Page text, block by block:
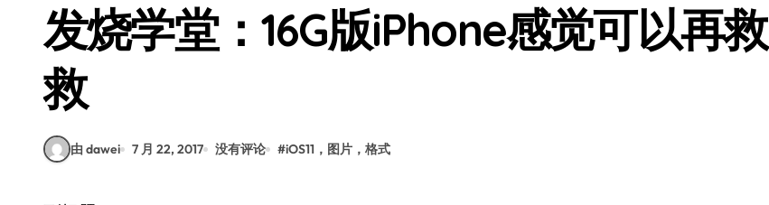
S25 Ultra颜值炸裂！定制主题潮翻天
发烧学堂：16G版iPhone感觉可以再救
救
由 dawei 7 月 22, 2017 没有评论 #iOS11，图片，格式